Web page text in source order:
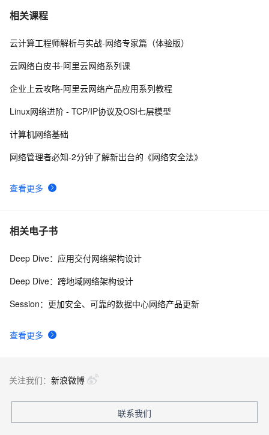
手‘三报文握手’、数据包术语）
7 计算机网络(NETWORK 部分二) 第3-4天
8 计算机网络实验（华为eNSP模拟器）——第十二章
特、差分曼切斯特
10 计算机网络之数据链路层(全)
相关课程
查看更多
云计算工程师解析与实战-网络专家篇（体验版）
云网络白皮书-阿里云网络系列课
企业上云攻略-阿里云网络产品应用系列教程
Linux网络进阶 - TCP/IP协议及OSI七层模型
计算机网络基础
网络管理者必知-2分钟了解新出台的《网络安全法》
相关电子书
查看更多
Deep Dive：应用交付网络架构设计
Deep Dive：跨地域网络架构设计
Session：更加安全、可靠的数据中心网络产品更新
关注我们： 新浪微博
联系我们